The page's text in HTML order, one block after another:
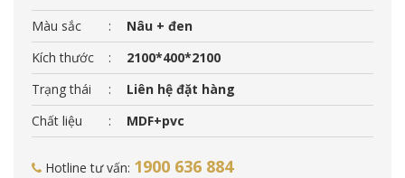
Màu sắc :
Nâu + đen
Kích thước
:
2100*400*2100
Trạng thái
:
Liên hệ đặt hàng
Chất liệu
: MDF+pvc
Hotline tư vấn: 1900 636 884